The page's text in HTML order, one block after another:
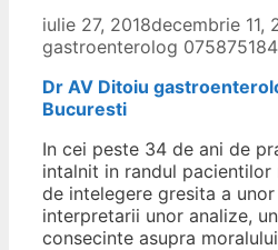
iulie 27, 2018decembrie 11,
gastroenterolog
Dr AV Ditoiu
Bucuresti
In cei peste 34 de ani de
intalnit in randul pacientilor
de intelegere gresita a
interpretarii unor analize,
consecinte asupra